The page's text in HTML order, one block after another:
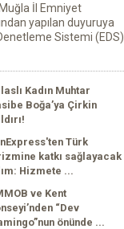
İl Emniyet
yapılan duyuruya
Sistemi (EDS)
Kadın Muhtar
Boğa’ya Çirkin
Türk
katkı sağlayacak
Hizmete ...
ve Kent
“Dev
önünde ...